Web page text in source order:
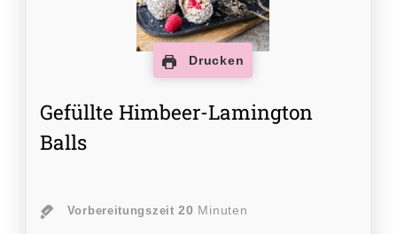
Drucken
Gefüllte Himbeer-Lamington
Balls
Vorbereitungszeit 20 Minuten